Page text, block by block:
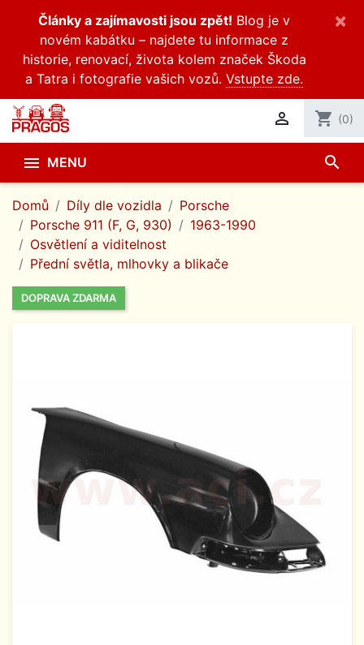
Články a zajímavosti jsou zpět! Blog je v
novém kabátku – najdete tu informace z
historie, renovací, života kolem značek Škoda
a Tatra i fotografie vašich vozů. Vstupte zde.
×
 shopping_cart (0)
 MENU search
Domů Díly dle vozidla
Porsche
Porsche 911 (F, G, 930)
1963-1990
Osvětlení a viditelnost
Přední světla, mlhovky a blikače
DOPRAVA ZDARMA